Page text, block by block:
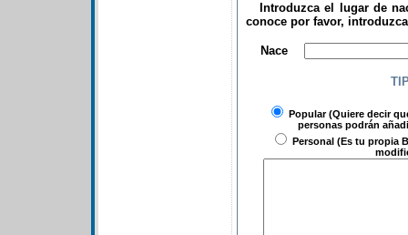
Introduzca el lugar de
conoce por favor,
Nace
Popular(Quiere decir
personas podrán
Personal (Es tu propia